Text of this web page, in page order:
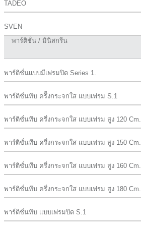
TADEO
SVEN
พาร์ติชั่น / มินิสกรีน
พาร์ติชั่นเเบบมีเฟรมปิด Series 1.
พาร์ติชั่นทึบ ครึีงกระจกใส เเบบเฟรม S.1
พาร์ติชั่นทึบ ครึ่งกระจกใส เเบบเฟรม สูง 120 Cm.
พาร์ติชั่นทึบ ครึ่งกระจกใส เเบบเฟรม สูง 150 Cm.
พาร์ติชั่นทึบ ครึ่งกระจกใส เเบบเฟรม สูง 160 Cm.
พาร์ติชั่นทึบ ครึ่งกระจกใส เเบบเฟรม สูง 180 Cm.
พาร์ติชั่นทึบ เเบบเฟรมปิด S.1